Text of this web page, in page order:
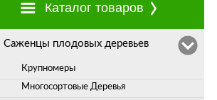
Каталог товаров
Cаженцы плодовых деревьев
Крупномеры
Многосортовые Деревья